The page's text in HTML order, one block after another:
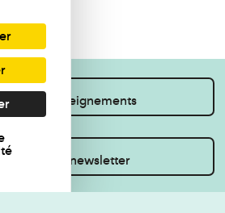
des renseignements
vous à la newsletter